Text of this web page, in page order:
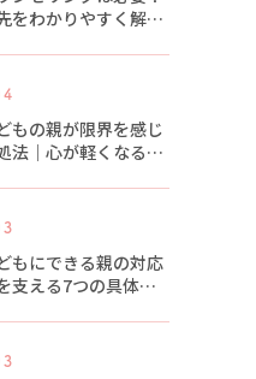
をわかりやすく解説
もの親が限界を感じ
法｜心が軽くなる5
もにできる親の対応
支える7つの具体的